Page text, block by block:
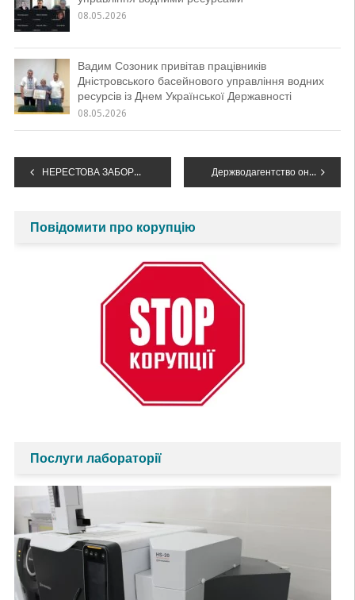
08.05.2026
Вадим Созоник привітав працівників
Дністровського басейнового управління водних
ресурсів із Днем Української Державності
08.05.2026
Навігація
НЕРЕСТОВА ЗАБОРОНА НА ВИЛОВ ВОДНИХ БІОРЕСУРСІВ 2026 Держводагентство оновило Портал електронних послуг
Повідомити про корупцію
Послуги лабораторії